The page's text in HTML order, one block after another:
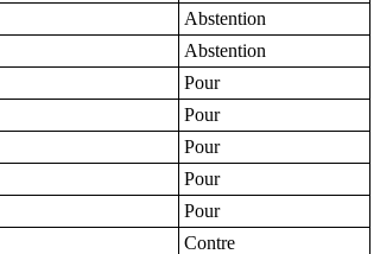
Abstention
Abstention
Pour
Pour
Pour
Pour
Pour
Contre